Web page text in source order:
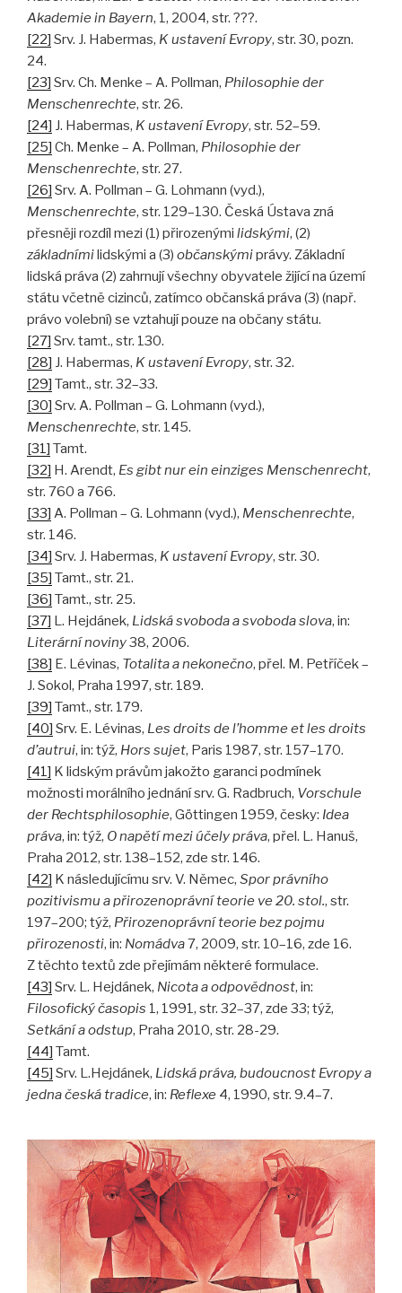
Akademie in Bayern, 1, 2004, str. ???.
[22] Srv. J. Habermas, K ustavení Evropy, str. 30, pozn.
24.
[23] Srv. Ch. Menke – A. Pollman, Philosophie der
Menschenrechte, str. 26.
[24] J. Habermas, K ustavení Evropy, str. 52–59.
[25] Ch. Menke – A. Pollman, Philosophie der
Menschenrechte, str. 27.
[26] Srv. A. Pollman – G. Lohmann (vyd.),
Menschenrechte, str. 129–130. Česká Ústava zná
přesněji rozdíl mezi (1) přirozenými lidskými, (2)
základnímilidskými a (3) občanskýmiprávy. Základní
lidská práva (2) zahrnují všechny obyvatele žijící na území
státu včetně cizinců, zatímco občanská práva (3) (např.
právo volební) se vztahují pouze na občany státu.
[27] Srv. tamt., str. 130.
[28] J. Habermas, K ustavení Evropy, str. 32.
[29] Tamt., str. 32–33.
[30] Srv. A. Pollman – G. Lohmann (vyd.),
Menschenrechte, str. 145.
[31] Tamt.
[32] H. Arendt, Es gibt nur ein einziges Menschenrecht,
str. 760 a 766.
[33] A. Pollman – G. Lohmann (vyd.), Menschenrechte,
str. 146.
[34] Srv. J. Habermas, K ustavení Evropy, str. 30.
[35] Tamt., str. 21.
[36] Tamt., str. 25.
[37] L. Hejdánek, Lidská svoboda a svoboda slova, in:
Literární noviny38, 2006.
[38] E. Lévinas, Totalita a nekonečno, přel. M. Petříček –
J. Sokol, Praha 1997, str. 189.
[39] Tamt., str. 179.
[40] Srv. E. Lévinas, Les droits de l’homme et les droits
d’autrui, in: týž, Hors sujet, Paris 1987, str. 157–170.
[41] K lidským právům jakožto garanci podmínek
možnosti morálního jednání srv. G. Radbruch, Vorschule
der Rechtsphilosophie, Göttingen 1959, česky: Idea
práva, in: týž, O napětí mezi účely práva, přel. L. Hanuš,
Praha 2012, str. 138–152, zde str. 146.
[42] K následujícímu srv. V. Němec, Spor právního
pozitivismu a přirozenoprávní teorie ve 20. stol., str.
197–200; týž, Přirozenoprávní teorie bez pojmu
přirozenosti, in: Nomádva7, 2009, str. 10–16, zde 16.
Z těchto textů zde přejímám některé formulace.
[43] Srv. L. Hejdánek, Nicota a odpovědnost, in:
Filosofický časopis 1, 1991, str. 32–37, zde 33; týž,
Setkání a odstup, Praha 2010, str. 28-29.
[44] Tamt.
[45] Srv. L.Hejdánek, Lidská práva, budoucnost Evropy a
jedna česká tradice, in: Reflexe 4, 1990, str. 9.4–7.